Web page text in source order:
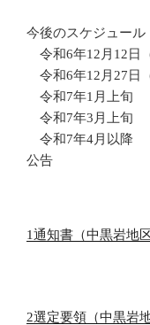
今後のスケジュール
令和6年12月12日
令和6年12月27日
令和7年1月上
令和7年3月上旬
令和7年4月以降
公告
1通知書（中黒岩地
2選定要領（中黒岩